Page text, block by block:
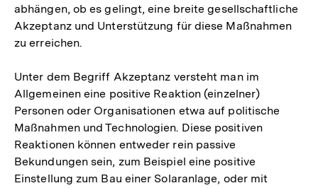
abhängen, ob es gelingt, eine breite gesellschaftliche
Akzeptanz und Unterstützung für diese Maßnahmen
zu erreichen.
Unter dem Begriff Akzeptanz versteht man im
Allgemeinen eine positive Reaktion (einzelner)
Personen oder Organisationen etwa auf politische
Maßnahmen und Technologien. Diese positiven
Reaktionen können entweder rein passive
Bekundungen sein, zum Beispiel eine positive
Einstellung zum Bau einer Solaranlage, oder mit